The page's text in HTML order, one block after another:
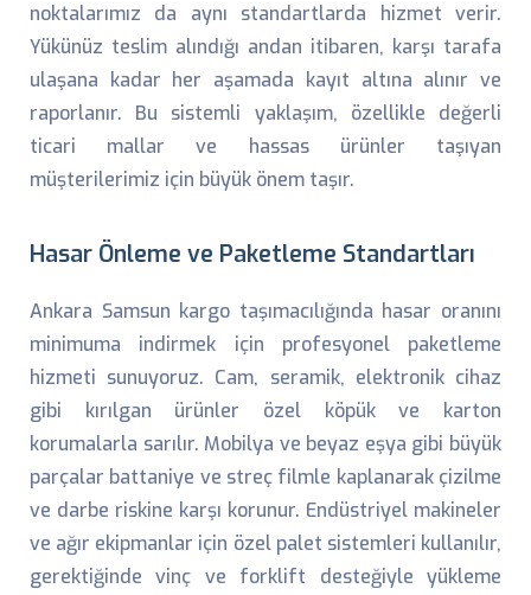
noktalarımız da aynı standartlarda hizmet verir.
Yükünüz teslim alındığı andan itibaren, karşı tarafa
ulaşana kadar her aşamada kayıt altına alınır ve
raporlanır. Bu sistemli yaklaşım, özellikle değerli
ticari mallar ve hassas ürünler taşıyan
müşterilerimiz için büyük önem taşır.
Hasar Önleme ve Paketleme Standartları
Ankara Samsun kargo taşımacılığında hasar oranını
minimuma indirmek için profesyonel paketleme
hizmeti sunuyoruz. Cam, seramik, elektronik cihaz
gibi kırılgan ürünler özel köpük ve karton
korumalarla sarılır. Mobilya ve beyaz eşya gibi büyük
parçalar battaniye ve streç filmle kaplanarak çizilme
ve darbe riskine karşı korunur. Endüstriyel makineler
ve ağır ekipmanlar için özel palet sistemleri kullanılır,
gerektiğinde vinç ve forklift desteğiyle yükleme